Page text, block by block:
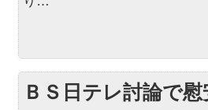
ＢＳ日テレ討論で